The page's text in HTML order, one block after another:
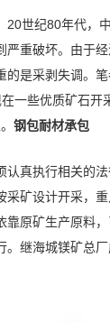
世纪80年代，
重破坏。由于
是采剥失调。
一些优质矿石
钢包耐材承包
认真执行相关的
矿设计开采，
原矿生产原料
继海城镁矿总